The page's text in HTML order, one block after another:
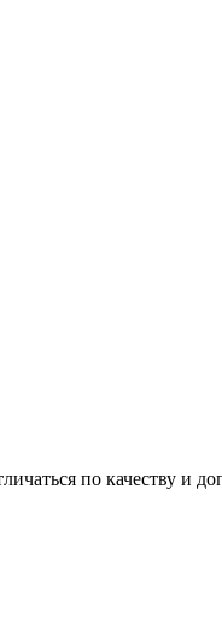
по качеству и